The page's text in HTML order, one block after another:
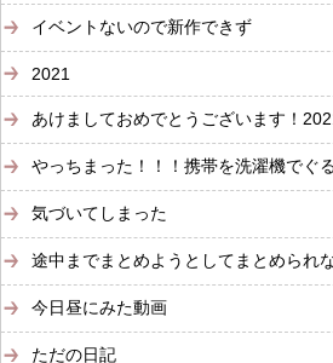
イベントないので新作できず
2021
あけましておめでとうございます！
やっちまった！！！携帯を洗濯機でぐ
気づいてしまった
途中までまとめようとしてまとめられ
今日昼にみた動画
ただの日記